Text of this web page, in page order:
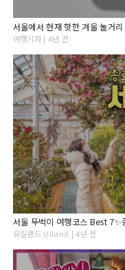
서울에서 현재 핫한 겨울 놀거
여행기자 | 4년 전
서울 뚜벅이 여행코스 Best 7✨
유일랜드 Uiland | 4년 전